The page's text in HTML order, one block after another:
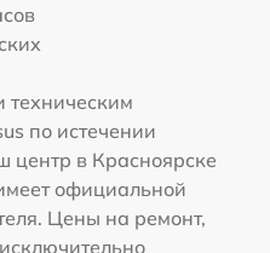
по истечении
центр в Красноярске
официальной
Цены на ремонт,